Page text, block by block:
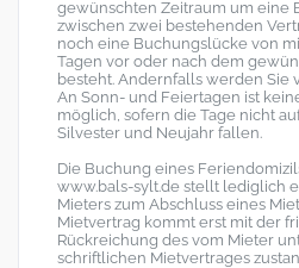
gewünschten Zeitraum um eine
zwischen zwei bestehenden
noch eine Buchungslücke von
Tagen vor oder nach dem
besteht. Andernfalls werden Sie
An Sonn- und Feiertagen ist
möglich, sofern die Tage nicht
Silvester und Neujahr fallen.
Die Buchung eines
www.bals-sylt.de stellt lediglich
Mieters zum Abschluss eines
Mietvertrag kommt erst mit der
Rückreichung des vom Mieter
schriftlichen Mietvertrages